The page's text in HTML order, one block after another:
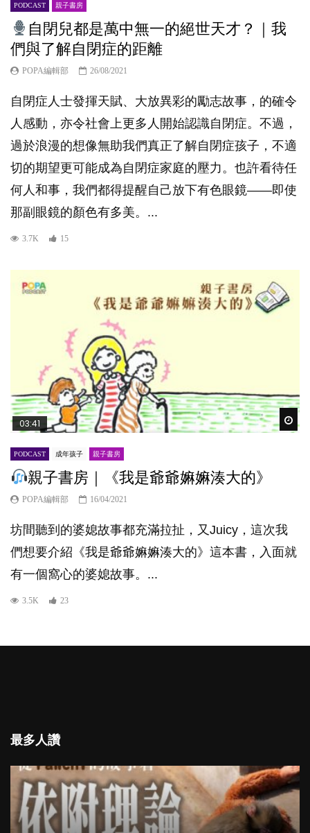
PODCAST 親子書房
自閉兒都是萬中無一的絕世天才？｜我
們與了解自閉症的距離
POPA編輯部 26/08/2021
自閉症人士發揮天賦、大放異彩的勵志故事，的確令
人感動，亦令社會上更多人開始認識自閉症。不過，
過於浪漫的想像無助我們真正了解自閉症孩子，不適
切的期望更可能成為自閉症家庭的壓力。也許看待任
何人和事，我們都得提醒自己放下有色眼鏡——即使
那副眼鏡的顏色有多美。...
3.7K 15
03:41
PODCAST 成年孩子 親子書房
親子書房｜《我是爺爺嫲嫲湊大的》
POPA編輯部 16/04/2021
坊間聽到的婆媳故事都充滿拉扯，又Juicy，這次我
們想要介紹《我是爺爺嫲嫲湊大的》這本書，入面就
有一個窩心的婆媳故事。...
3.5K 23
最多人讚